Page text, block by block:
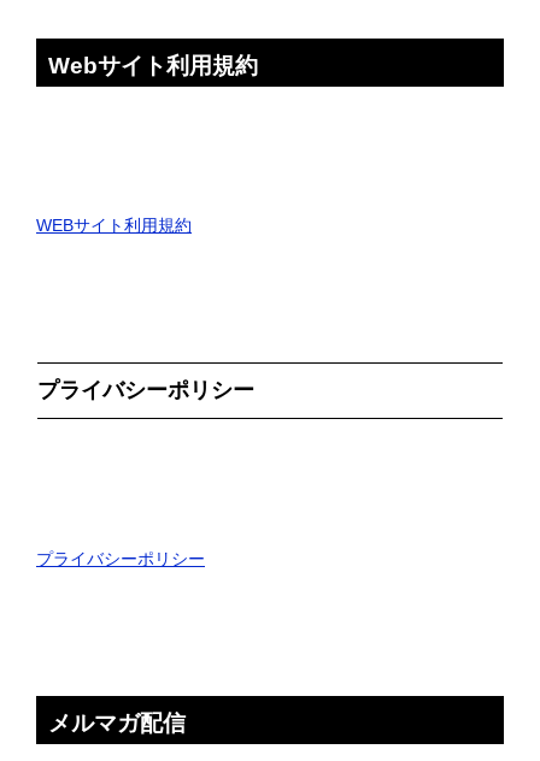
Webサイト利用規約
WEBサイト利用規約
プライバシーポリシー
プライバシーポリシー
メルマガ配信